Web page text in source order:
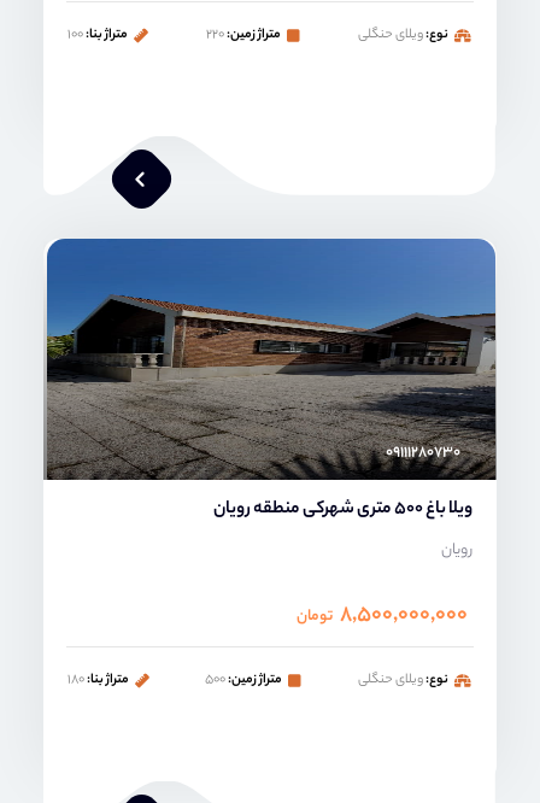
نوع:ویلای حنگلی متراژ زمین:۲۲۰ متراژ بنا:۱۰۰
۰۹۱۱۱۲۸۰۷۳۰
ویلا باغ 500 متری شهرکی منطقه رویان
رویان
۸,۵۰۰,۰۰۰,۰۰۰ تومان
نوع:ویلای حنگلی متراژ زمین:۵۰۰ متراژ بنا:۱۸۰